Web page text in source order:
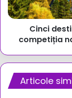
națională
„Destinația
2025”
Cinci
competiția
Articole